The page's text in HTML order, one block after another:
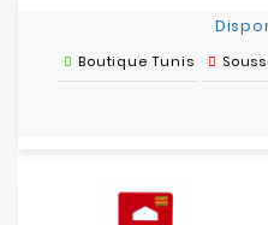
Boutique Tunis